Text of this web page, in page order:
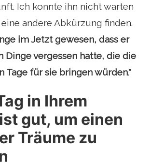
Ich konnte ihn nicht warten
andere Abkürzung finden.
im Jetzt gewesen, dass er
Dinge vergessen hatte, die die
Tage für sie bringen würden."
in Ihrem
gut, um einen
Träume zu